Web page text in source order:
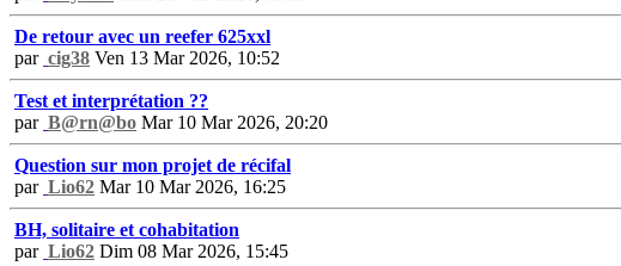
De retour avec un reefer 625xxl
par cig38 Ven 13 Mar 2026, 10:52
Test et interprétation ??
par B@rn@bo Mar 10 Mar 2026, 20:20
Question sur mon projet de récifal
par Lio62 Mar 10 Mar 2026, 16:25
BH, solitaire et cohabitation
par Lio62 Dim 08 Mar 2026, 15:45